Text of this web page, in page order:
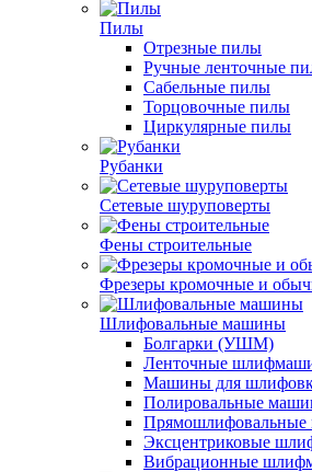
Пилы
Отрезные пилы
Ручные ленточные
Сабельные пилы
Торцовочные пилы
Циркулярные пилы
Рубанки
Сетевые шуруповерты
Фены строительные
Фрезеры кромочные и
Шлифовальные машины
Болгарки (УШМ)
Ленточные
Машины для
Полировальные
Эксцентриковые
Вибрационные